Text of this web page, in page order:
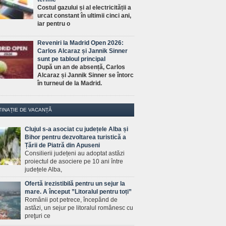
Costul gazului și al electricității a
urcat constant în ultimii cinci ani,
iar pentru o
Reveniri la Madrid Open 2026:
Carlos Alcaraz și Jannik Sinner
sunt pe tabloul principal
După un an de absență, Carlos
Alcaraz și Jannik Sinner se întorc
în turneul de la Madrid.
DE VACANȚĂ
Clujul s-a asociat cu județele Alba și
Bihor pentru dezvoltarea turistică a
Țării de Piatră din Apuseni
Consilierii județeni au adoptat astăzi
proiectul de asociere pe 10 ani între
județele Alba,
Ofertă irezistibilă pentru un sejur la
mare. A început ”Litoralul pentru toți”
Românii pot petrece, începând de
astăzi, un sejur pe litoralul românesc cu
preţuri ce